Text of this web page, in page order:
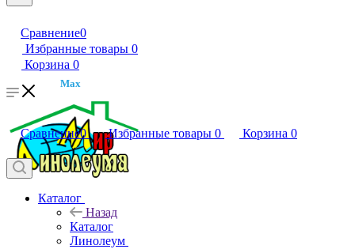
Сравнение0
Избранные товары 0
Корзина 0
Max
Сравнение0 Избранные товары 0 Корзина 0
Каталог
Назад
Каталог
Линолеум